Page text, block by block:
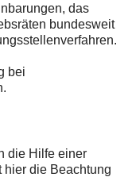
das
bundesweit
bei
die Hilfe einer
hier die Beachtung